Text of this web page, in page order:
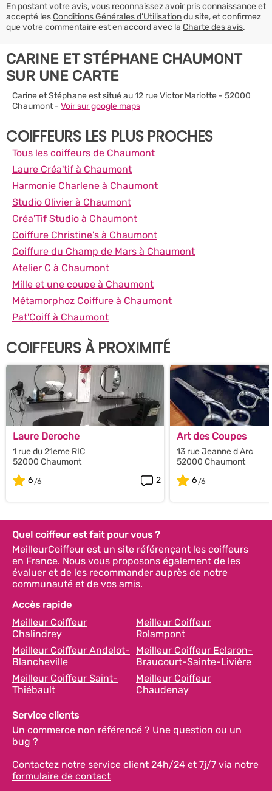
En postant votre avis, vous reconnaissez avoir pris connaissance et
accepté lesConditions Générales d’Utilisationdu site, et confirmez
que votre commentaire est en accord avec la Charte des avis.
CARINE ET STÉPHANE CHAUMONT
SUR UNE CARTE
Carine et Stéphane est situé au 12 rue Victor Mariotte - 52000
Chaumont - Voir sur google maps
COIFFEURS LES PLUS PROCHES
Tous les coiffeurs de Chaumont
Laure Créa'tif à Chaumont
Harmonie Charlene à Chaumont
Studio Olivier à Chaumont
Créa'Tif Studio à Chaumont
Coiffure Christine's à Chaumont
Coiffure du Champ de Mars à Chaumont
Atelier C à Chaumont
Mille et une coupe à Chaumont
Métamorphoz Coiffure à Chaumont
Pat'Coiff à Chaumont
COIFFEURS À PROXIMITÉ
Laure Deroche
1 rue du 21eme RIC
52000 Chaumont
6
2
Art des Coupes
13 rue Jeanne d Arc
52000 Chaumont
6
Quel coiffeur est fait pour vous ?
MeilleurCoiffeur est un site référençant les coiffeurs
en France. Nous vous proposons également de les
évaluer et de les recommander auprès de notre
communauté et de vos amis.
Accès rapide
Meilleur Coiffeur
Chalindrey
Meilleur Coiffeur
Rolampont
Meilleur Coiffeur Andelot-
Blancheville
Meilleur Coiffeur Eclaron-
Braucourt-Sainte-Livière
Meilleur Coiffeur Saint-
Thiébault
Meilleur Coiffeur
Chaudenay
Service clients
Un commerce non référencé ? Une question ou un
bug ?
Contactez notre service client 24h/24 et 7j/7 via notre
formulaire de contact